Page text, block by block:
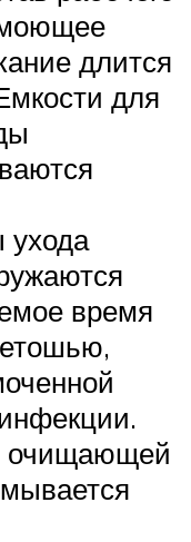
длится
для
ухода
время
очищающей